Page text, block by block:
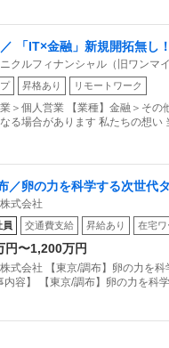
「IT×金融」新規開拓無し
年休120日以上／条件付リ
クルフィナンシャル（旧ワンマ
昇格あり リモートワーク
業＞個人営業 【業種】金融＞そ
る場合があります ️私たちの想い
／卵の力を科学する次世代
式会社
員 交通費支給 昇給あり 在宅ワ
円〜1,200万円
式会社 【東京/調布】卵の力を
内容】 【東京/調布】卵の力を科